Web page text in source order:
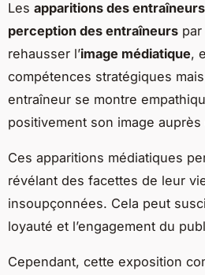
Les apparitions des entraîneurs
perception des entraîneurs
rehausser l’image médiatique,
compétences stratégiques
entraîneur se montre
positivement son image
Ces apparitions médiatiques
révélant des facettes de leur
insoupçonnées. Cela peut
loyauté et l’engagement du
Cependant, cette exposition